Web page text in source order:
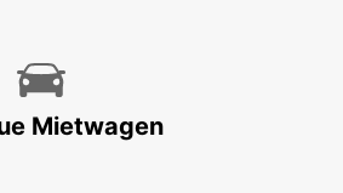
Mietwagen